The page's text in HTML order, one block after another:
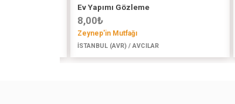
Ev Yapımı Gözleme
8,00₺
Zeynep'in Mutfağı
İSTANBUL (AVR) / AVCILAR